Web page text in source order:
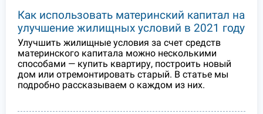
Как использовать материнский капитал на
улучшение жилищных условий в 2021 году
Улучшить жилищные условия за счет средств
материнского капитала можно несколькими
способами — купить квартиру, построить новый
дом или отремонтировать старый. В статье мы
подробно рассказываем о каждом из них.